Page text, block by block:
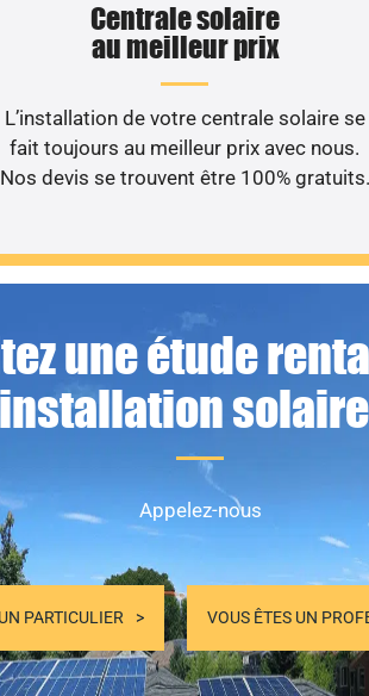
Centrale solaire
au meilleur prix
L’installation de votre centrale solaire se
fait toujours au meilleur prix avec nous.
Nos devis se trouvent être 100% gratuits.
une étude
installation
Appelez-nous
PARTICULIER VOUS ÊTES UN